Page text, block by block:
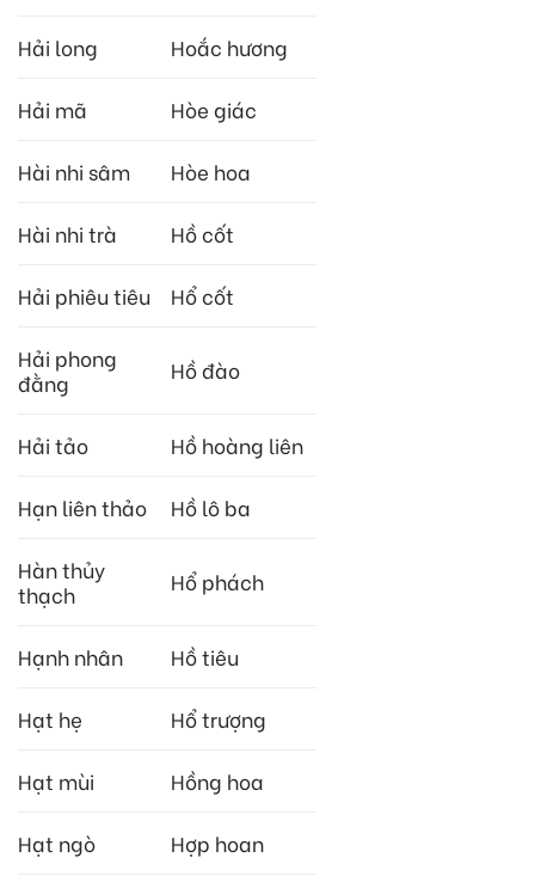
Hải long Hoắc hương
Hải mã Hòe giác
Hài nhi sâm Hòe hoa
Hài nhi trà Hồ cốt
Hải phiêu tiêu Hổ cốt
Hải phong
đằng
Hồ đào
Hải tảo Hồ hoàng liên
Hạn liên thảo Hồ lô ba
Hàn thủy
thạch
Hổ phách
Hạnh nhân Hồ tiêu
Hạt hẹ Hổ trượng
Hạt mùi Hồng hoa
Hạt ngò Hợp hoan